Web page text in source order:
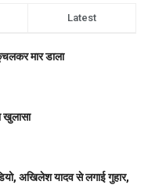
Latest
मार डाला
खुलासा
अखिलेश यादव से लगाई गुहार,